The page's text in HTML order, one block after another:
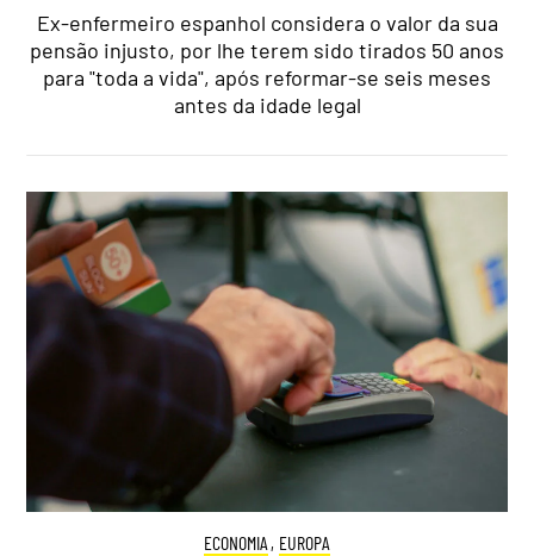
Ex-enfermeiro espanhol considera o valor da sua
pensão injusto, por lhe terem sido tirados 50 anos
para "toda a vida", após reformar-se seis meses
antes da idade legal
ECONOMIA , EUROPA